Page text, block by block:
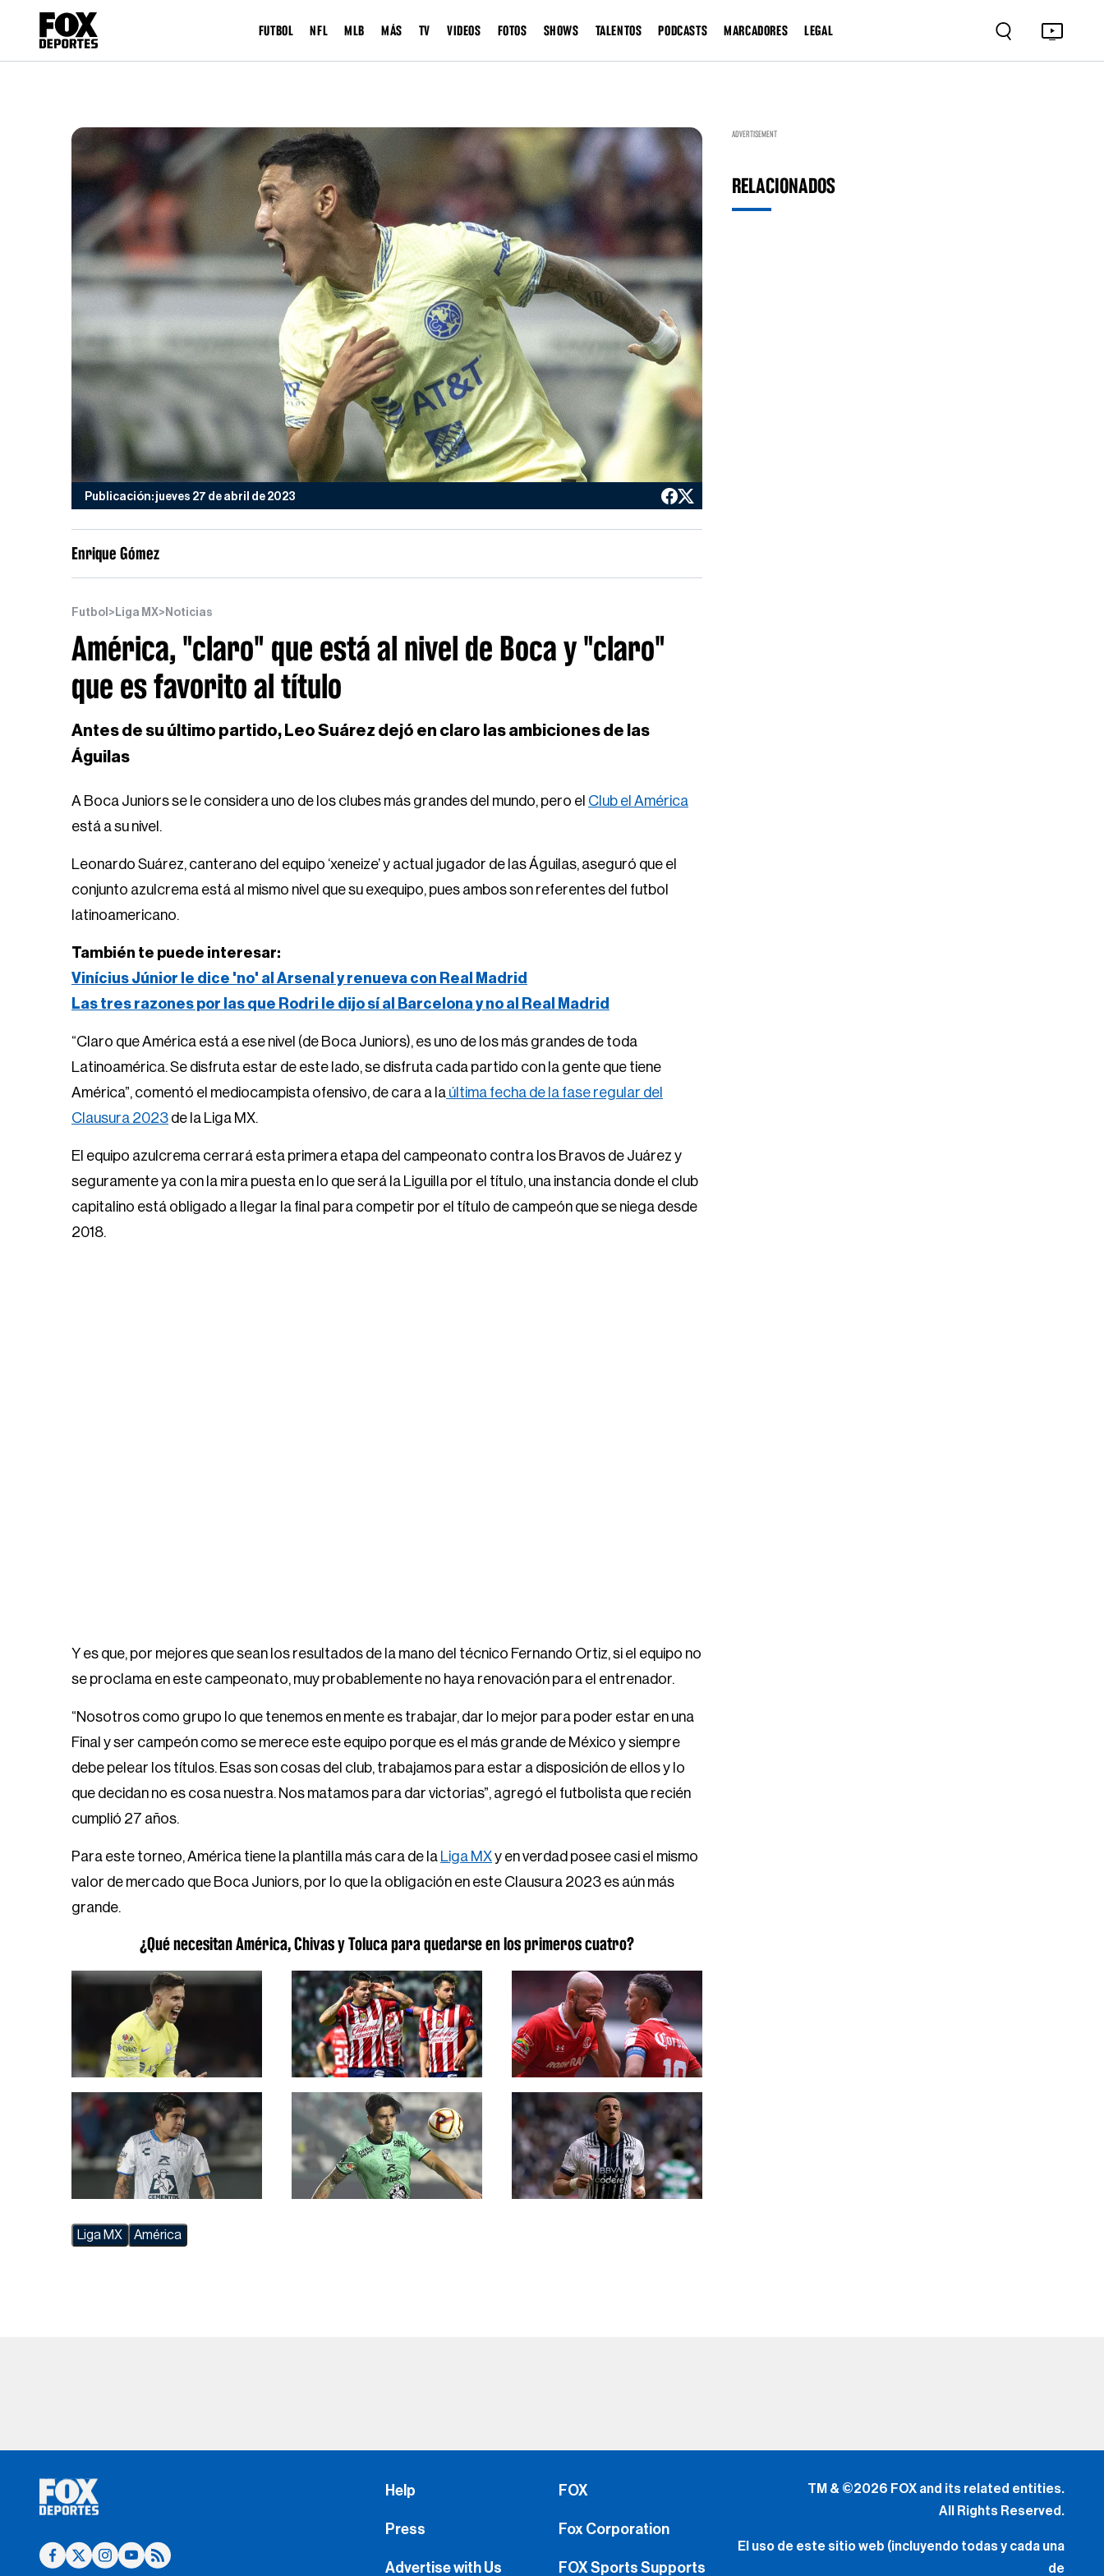
FUTBOL NFL MLB MÁS TV VIDEOS FOTOS SHOWS TALENTOS PODCASTS MARCADORES LEGAL
Publicación: jueves 27 de abril de 2023
Enrique Gómez
Futbol > Liga MX> Noticias
América, "claro" que está al nivel de Boca y "claro"
que es favorito al título
Antes de su último partido, Leo Suárez dejó en claro las ambiciones de las
Águilas
A Boca Juniors se le considera uno de los clubes más grandes del mundo, pero el Club el América
está a su nivel.
Leonardo Suárez, canterano del equipo ‘xeneize’ y actual jugador de las Águilas, aseguró que el
conjunto azulcrema está al mismo nivel que su exequipo, pues ambos son referentes del futbol
latinoamericano.
También te puede interesar:
Vinícius Júnior le dice 'no' al Arsenal y renueva con Real Madrid
Las tres razones por las que Rodri le dijo sí al Barcelona y no al Real Madrid
“Claro que América está a ese nivel (de Boca Juniors), es uno de los más grandes de toda
Latinoamérica. Se disfruta estar de este lado, se disfruta cada partido con la gente que tiene
América”, comentó el mediocampista ofensivo, de cara a la última fecha de la fase regular del
Clausura 2023 de la Liga MX.
El equipo azulcrema cerrará esta primera etapa del campeonato contra los Bravos de Juárez y
seguramente ya con la mira puesta en lo que será la Liguilla por el título, una instancia donde el club
capitalino está obligado a llegar la final para competir por el título de campeón que se niega desde
2018.
Y es que, por mejores que sean los resultados de la mano del técnico Fernando Ortiz, si el equipo no
se proclama en este campeonato, muy probablemente no haya renovación para el entrenador.
“Nosotros como grupo lo que tenemos en mente es trabajar, dar lo mejor para poder estar en una
Final y ser campeón como se merece este equipo porque es el más grande de México y siempre
debe pelear los títulos. Esas son cosas del club, trabajamos para estar a disposición de ellos y lo
que decidan no es cosa nuestra. Nos matamos para dar victorias”, agregó el futbolista que recién
cumplió 27 años.
Para este torneo, América tiene la plantilla más cara de la Liga MXy en verdad posee casi el mismo
valor de mercado que Boca Juniors, por lo que la obligación en este Clausura 2023 es aún más
grande.
¿Qué necesitan América, Chivas y Toluca para quedarse en los primeros cuatro?
Liga MX América
ADVERTISEMENT
RELACIONADOS
Press
Advertise with Us
Jobs
FS1
Fox Corporation
FOX Sports Supports
Fox Sports
de
las partes y componentes) constituye una aceptación
Política de Privacidad.